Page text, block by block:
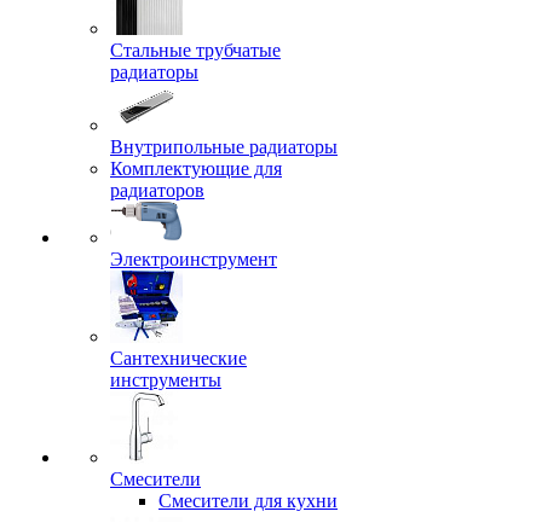
Стальные трубчатые
радиаторы
Внутрипольные радиаторы
Комплектующие для
радиаторов
Электроинструмент
Сантехнические
инструменты
Смесители
Смесители для кухни